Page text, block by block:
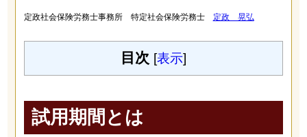
定政社会保険労務士事務所 特定社会保険労務士 定政 晃弘
目次 [表示]
試用期間とは